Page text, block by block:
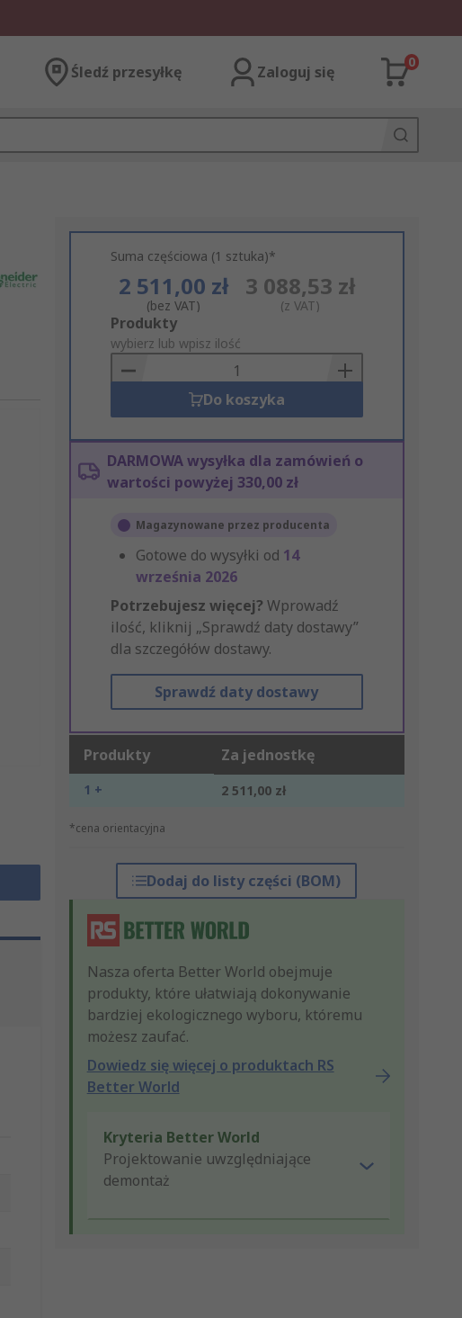
Śledź przesyłkę Zaloguj się
0
Suma częściowa (1 sztuka)*
2 511,00 zł
(bez VAT)
3 088,53 zł
(z VAT)
Add
to
Basket
Produkty
wybierz lub wpisz ilość
Do koszyka
DARMOWA wysyłka dla zamówień o
wartości powyżej 330,00 zł
Magazynowane przez producenta
Gotowe do wysyłki od 14
września 2026
Potrzebujesz więcej? Wprowadź
ilość, kliknij „Sprawdź daty dostawy”
dla szczegółów dostawy.
Sprawdź daty dostawy
Produkty Za jednostkę
1 + 2 511,00 zł
*cena orientacyjna
Dodaj do listy części (BOM)
Nasza oferta Better World obejmuje
produkty, które ułatwiają dokonywanie
bardziej ekologicznego wyboru, któremu
możesz zaufać.
Dowiedz się więcej o produktach RS
Better World
Kryteria Better World
Projektowanie uwzględniające
demontaż